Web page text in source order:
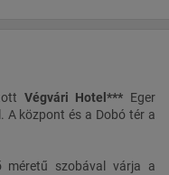
Végvári Hotel*** Eger
A központ és a Dobó tér a
méretű szobával várja a